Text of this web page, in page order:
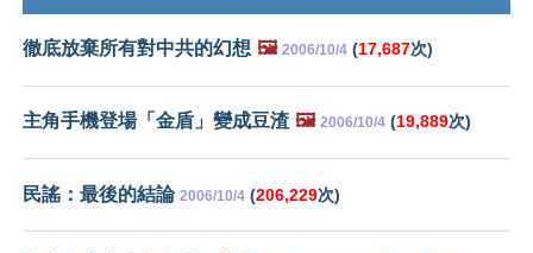
徹底放棄所有對中共的幻想 🖼️ 2006/10/4 (17,687次)
主角手機登場「金盾」變成豆渣 🖼️ 2006/10/4 (19,889次)
民謠：最後的結論 2006/10/4 (206,229次)